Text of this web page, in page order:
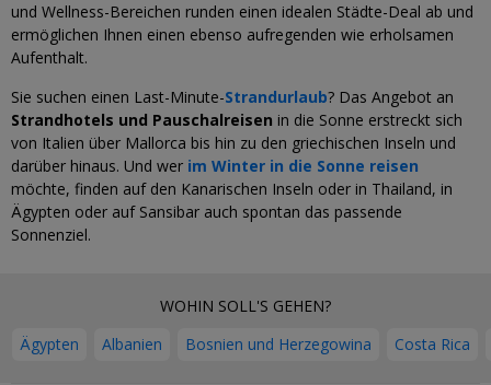
und Wellness-Bereichen runden einen idealen Städte-Deal ab und
ermöglichen Ihnen einen ebenso aufregenden wie erholsamen
Aufenthalt.
Sie suchen einen Last-Minute-Strandurlaub? Das Angebot an
Strandhotels und Pauschalreisen in die Sonne erstreckt sich
von Italien über Mallorca bis hin zu den griechischen Inseln und
darüber hinaus. Und wer im Winter in die Sonne reisen
möchte, finden auf den Kanarischen Inseln oder in Thailand, in
Ägypten oder auf Sansibar auch spontan das passende
Sonnenziel.
WOHIN SOLL'S GEHEN?
Ägypten
Albanien Bosnien und Herzegowina Costa Rica